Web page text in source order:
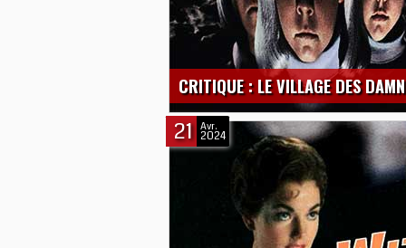
CRITIQUE : LE VILLAGE DES
21 Avr.
2024